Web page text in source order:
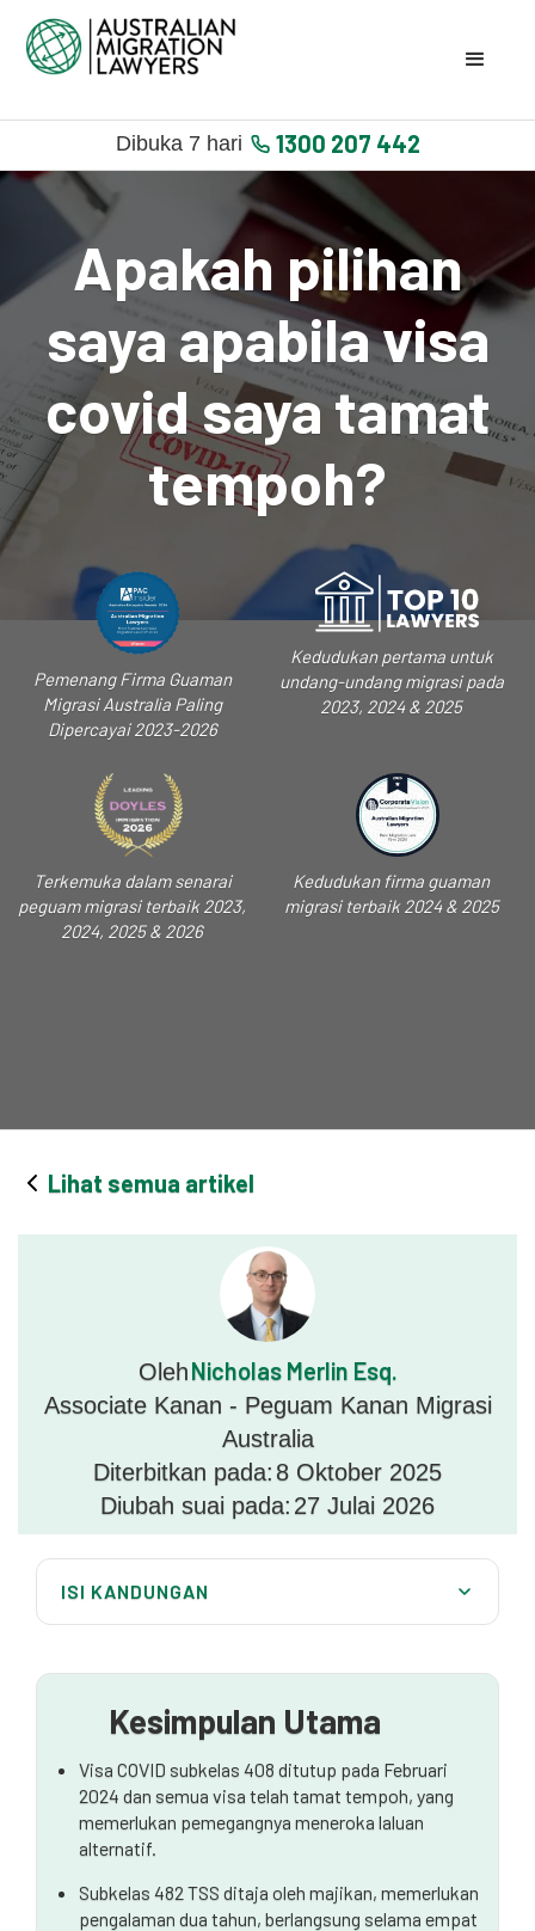
Dibuka 7 hari 1300 207 442
Apakah pilihan
saya apabila visa
covid saya tamat
tempoh?
Pemenang Firma Guaman
Migrasi Australia Paling
Dipercayai 2023-2026
Kedudukan pertama untuk
undang-undang migrasi pada
2023, 2024 & 2025
Terkemuka dalam senarai
peguam migrasi terbaik 2023,
2024, 2025 & 2026
Kedudukan firma guaman
migrasi terbaik 2024 & 2025
Lihat semua artikel
OlehNicholas Merlin Esq.
Associate Kanan - Peguam Kanan Migrasi
Australia
Diterbitkan pada: 8 Oktober 2025
Diubah suai pada: 27 Julai 2026
ISI KANDUNGAN
Memohon kediaman tetap selepas visa Covid
Kesimpulan Utama
Visa COVID subkelas 408 ditutup pada Februari
2024 dan semua visa telah tamat tempoh, yang
memerlukan pemegangnya meneroka laluan
alternatif.
Subkelas 482 TSS ditaja oleh majikan, memerlukan
pengalaman dua tahun, berlangsung selama empat